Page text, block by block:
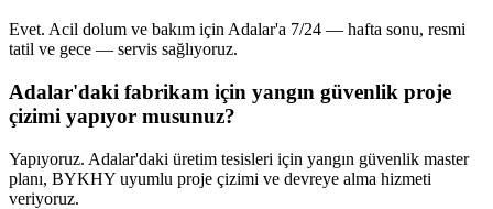
Evet. Acil dolum ve bakım için Adalar'a 7/24 — hafta sonu, resmi
tatil ve gece — servis sağlıyoruz.
Adalar'daki fabrikam için yangın güvenlik proje
çizimi yapıyor musunuz?
Yapıyoruz. Adalar'daki üretim tesisleri için yangın güvenlik master
planı, BYKHY uyumlu proje çizimi ve devreye alma hizmeti
veriyoruz.